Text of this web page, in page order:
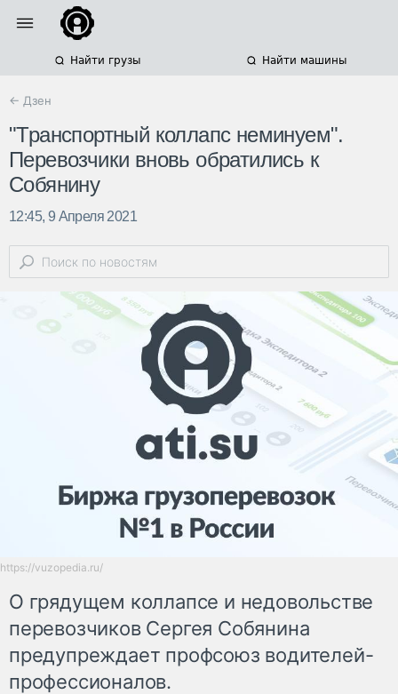
Найти грузы Найти машины
← Дзен
"Транспортный коллапс неминуем".
Перевозчики вновь обратились к
Собянину
12:45, 9 Апреля 2021
https://vuzopedia.ru/
О грядущем коллапсе и недовольстве
перевозчиков Сергея Собянина
предупреждает профсоюз водителей-
профессионалов.